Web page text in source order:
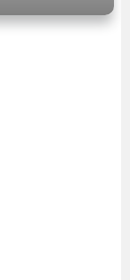
of Light and